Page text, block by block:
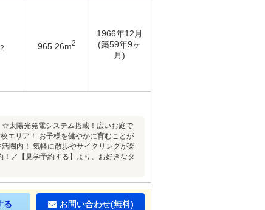
2 965.26m2
1966年12月
(築59年9ヶ
月)
太陽光発電システム搭載！広いお庭で
エリア！ お子様を健やかに育むことが
圏内！ 気軽に散歩やサイクリングが楽
／【見学予約する】より、お好きなタ
る お問い合わせ(無料)